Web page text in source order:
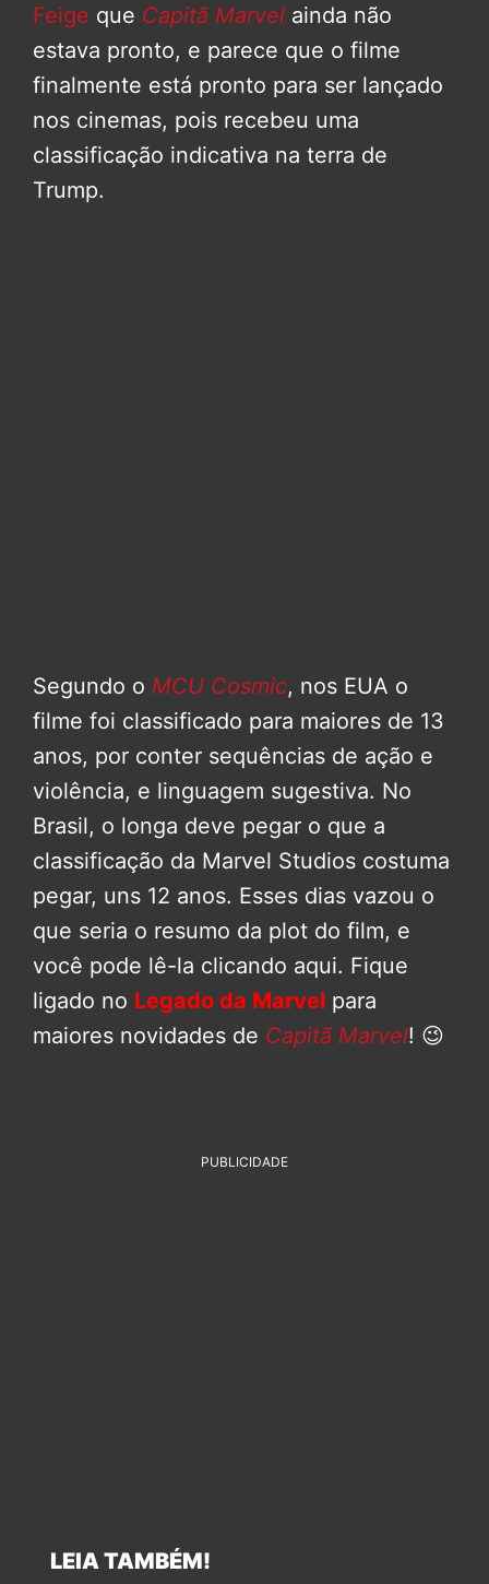
Feige que Capitã Marvel ainda não
estava pronto, e parece que o filme
finalmente está pronto para ser lançado
nos cinemas, pois recebeu uma
classificação indicativa na terra de
Trump.
Segundo o MCU Cosmic, nos EUA o
filme foi classificado para maiores de 13
anos, por conter sequências de ação e
violência, e linguagem sugestiva. No
Brasil, o longa deve pegar o que a
classificação da Marvel Studios costuma
pegar, uns 12 anos. Esses dias vazou o
que seria o resumo da plot do film, e
você pode lê-la clicando aqui. Fique
ligado no Legado da Marvel para
maiores novidades de Capitã Marvel! 😉
PUBLICIDADE
LEIA TAMBÉM!